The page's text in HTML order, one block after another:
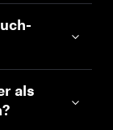
als